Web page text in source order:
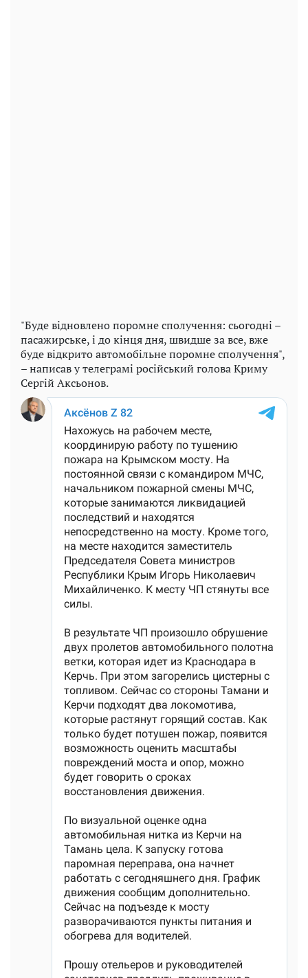
"Буде відновлено поромне сполучення: сьогодні –
пасажирське, і до кінця дня, швидше за все, вже
буде відкрито автомобільне поромне сполучення",
– написав у телеграмі російський голова Криму
Сергій Аксьонов.